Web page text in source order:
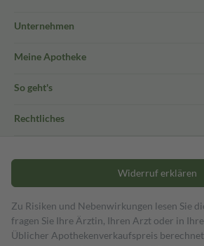
Unternehmen
Meine Apotheke
So geht's
Rechtliches
Widerruf erklären
Zu Risiken und Nebenwirkungen lesen Sie
fragen Sie Ihre Ärztin, Ihren Arzt oder in
Üblicher Apothekenverkaufspreis